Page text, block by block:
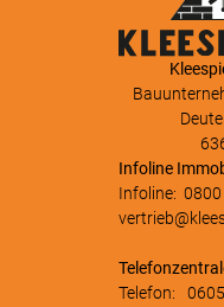
Infoline
Infoline: 0800
Telefon: